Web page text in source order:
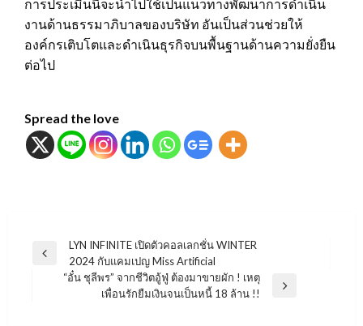
การประเมินนี้จะนำไปใช้เป็นแนวทางพัฒนาการดำเนิน
งานด้านธรรมาภิบาลของบริษัท อันเป็นส่วนช่วยให้
องค์กรเติบโตและดำเนินธุรกิจบนพื้นฐานด้านความยั่งยืน
ต่อไป
Spread the love
แนะแนว
Previous
LYN INFINITE เปิดตัวคอลเลกชั่น WINTER
2024 กับแคมเปญ Miss Artificial
“อั๋น ชุลีพร” จากชีวิตอู้ฟู่ ต้องมาขายผัก ! เหตุ
เพื่อนรักยืมเงินจนเป็นหนี้ 18 ล้าน !!